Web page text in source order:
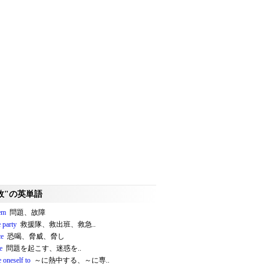
"の英単語
問題、故障
party 救援隊、救出班、救急..
恐喝、脅威、脅し
問題を起こす、迷惑を..
oneself to ～に熱中する、～に専..